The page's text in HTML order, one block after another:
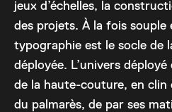
jeux d’échelles, la
des projets. À la fois
typographie est le socle de
déployée. L’univers
de la haute-couture, en clin
du palmarès, de par ses